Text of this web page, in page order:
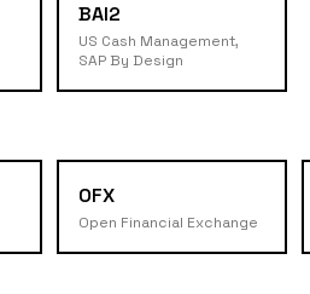
BAI2
US Cash Management,
SAP By Design
OFX
Open Financial Exchange